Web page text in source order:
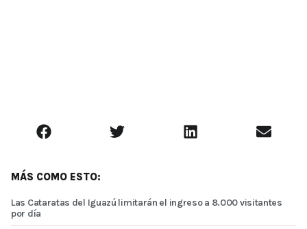
MÁS COMO ESTO:
Las Cataratas del Iguazú limitarán el ingreso a 8.000 visitantes
por día